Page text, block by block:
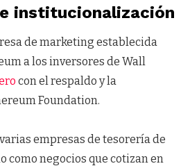
institucionalización
de marketing establecida
a los inversores de Wall
con el respaldo y la
Foundation.
empresas de tesorería de
como negocios que cotizan en